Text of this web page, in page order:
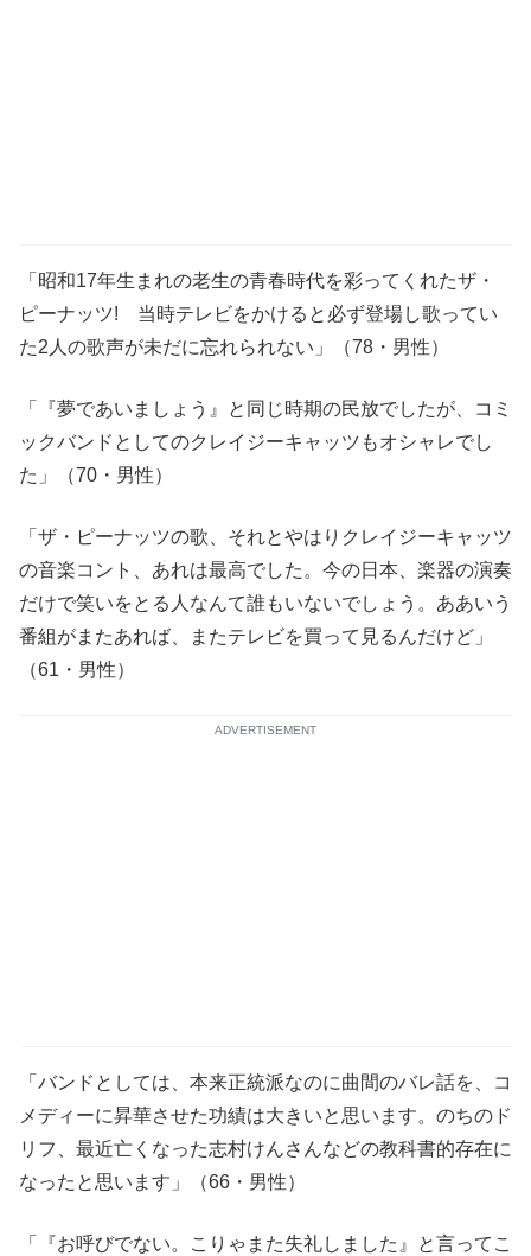
「昭和17年生まれの老生の青春時代を彩ってくれたザ・
ピーナッツ! 当時テレビをかけると必ず登場し歌ってい
た2人の歌声が未だに忘れられない」（78・男性）
「『夢であいましょう』と同じ時期の民放でしたが、コミ
ックバンドとしてのクレイジーキャッツもオシャレでし
た」（70・男性）
「ザ・ピーナッツの歌、それとやはりクレイジーキャッツ
の音楽コント、あれは最高でした。今の日本、楽器の演奏
だけで笑いをとる人なんて誰もいないでしょう。ああいう
番組がまたあれば、またテレビを買って見るんだけど」
（61・男性）
ADVERTISEMENT
「バンドとしては、本来正統派なのに曲間のバレ話を、コ
メディーに昇華させた功績は大きいと思います。のちのド
リフ、最近亡くなった志村けんさんなどの教科書的存在に
なったと思います」（66・男性）
「『お呼びでない。こりゃまた失礼しました』と言ってこ